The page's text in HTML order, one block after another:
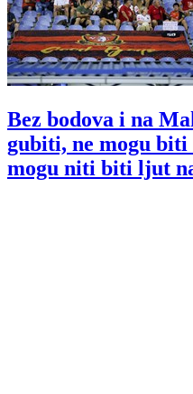
Bez bodova i na
gubiti, ne mogu
mogu niti biti ljut